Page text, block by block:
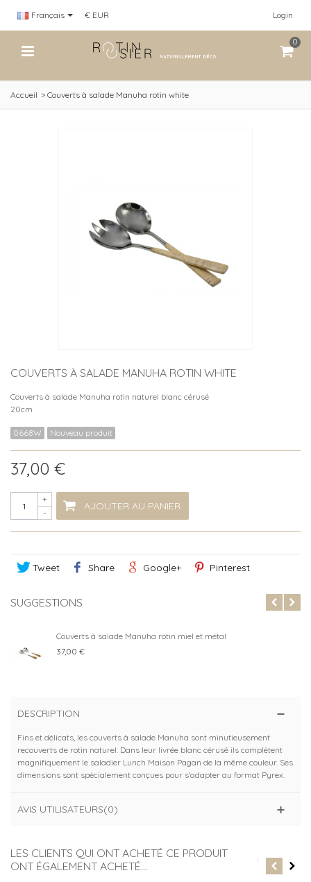
Français Login
€ EUR
0
Accueil > Couverts à salade Manuha rotin white
COUVERTS À SALADE MANUHA ROTIN WHITE
Couverts à salade Manuha rotin naturel blanc cérusé
20cm
0668W Nouveau produit
37,00 €
-
+
AJOUTER AU PANIER
Tweet Share Google+ Pinterest
SUGGESTIONS
Couverts à salade Manuha rotin miel et métal
37,00 €
DESCRIPTION
Fins et délicats, les couverts à salade Manuha sont minutieusement
recouverts de rotin naturel. Dans leur livrée blanc cérusé ils complètent
magnifiquement le saladier Lunch Maison Pagan de la même couleur. Ses
dimensions sont spécialement conçues pour s'adapter au format Pyrex.
AVIS UTILISATEURS(0)
LES CLIENTS QUI ONT ACHETÉ CE PRODUIT
ONT ÉGALEMENT ACHETÉ...